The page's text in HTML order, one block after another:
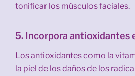
tonificar los músculos faciales.
5. Incorpora antioxidantes
Los antioxidantes como la
la piel de los daños de los